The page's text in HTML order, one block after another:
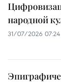
народной
31/07/2026 07:24